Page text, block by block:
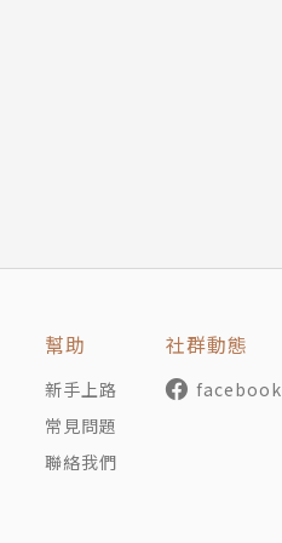
幫助
新手上路
常見問題
聯絡我們
社群動態
facebook